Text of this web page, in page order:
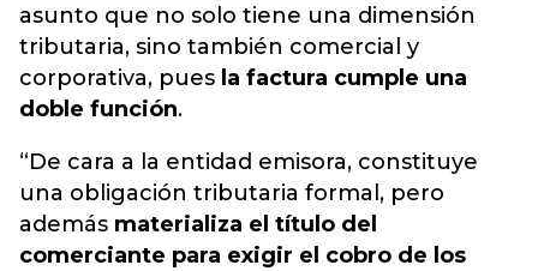
asunto que no solo tiene una dimensión
tributaria, sino también comercial y
corporativa, pues la factura cumple una
doble función.
“De cara a la entidad emisora, constituye
una obligación tributaria formal, pero
además materializa el título del
comerciante para exigir el cobro de los